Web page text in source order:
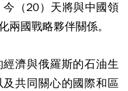
（20）天將與中國領
兩國戰略夥伴關係。
濟與俄羅斯的石油生
共同關心的國際和區